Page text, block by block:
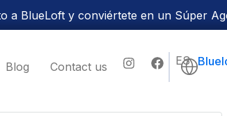
a BlueLoft y conviértete en un Súper
Blog Contact us ES